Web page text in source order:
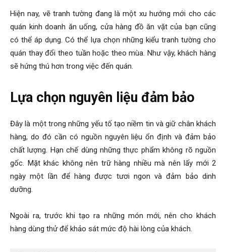
Hiện nay, vẽ tranh tường đang là một xu hướng mới cho các
quán kinh doanh ăn uống, cửa hàng đồ ăn vặt của bạn cũng
có thể áp dụng. Có thể lựa chọn những kiểu tranh tường cho
quán thay đổi theo tuần hoặc theo mùa. Như vậy, khách hàng
sẽ hứng thú hơn trong việc đến quán.
Lựa chọn nguyên liệu đảm bảo
Đây là một trong những yếu tố tạo niềm tin và giữ chân khách
hàng, do đó cần có nguồn nguyên liệu ổn định và đảm bảo
chất lượng. Hạn chế dùng những thực phẩm không rõ nguồn
gốc. Mặt khác không nên trữ hàng nhiều mà nên lấy mới 2
ngày một lần để hàng được tươi ngon và đảm bảo dinh
dưỡng.
Ngoài ra, trước khi tạo ra những món mới, nên cho khách
hàng dùng thử để khảo sát mức độ hài lòng của khách.